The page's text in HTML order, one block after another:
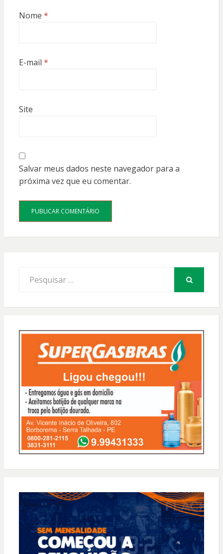
Nome *
E-mail *
Site
Salvar meus dados neste navegador para a
próxima vez que eu comentar.
por: